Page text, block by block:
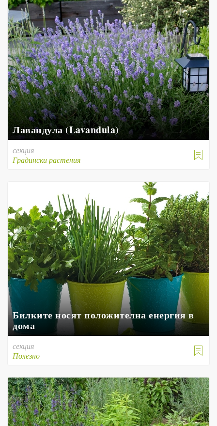
Лавандула (Lavandula)

секция
Градински растения
Билките носят положителна енергия в
дома

секция
Полезно